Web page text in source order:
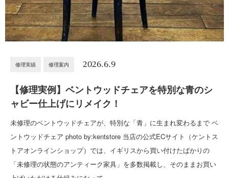
修理実績 修理案内 2026.6.9
【修理実例】ベントウッドチェアを特別な青のシ
ャビー仕上げにリメイク！
未修理のベントウッドチェアが、特別な「青」に生まれ変わるまで ベ
ントウッドチェア photo by:kentstore 当店の公式ECサイト（ケントス
トアオンラインショップ）では、イギリスから買い付けたばかりの
「未修理の状態のアンティーク家具」を多数掲載し、そのままお買い